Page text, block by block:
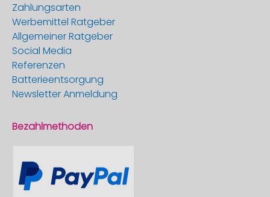
Zahlungsarten
Werbemittel Ratgeber
Allgemeiner Ratgeber
Social Media
Referenzen
Batterieentsorgung
Newsletter Anmeldung
Bezahlmethoden